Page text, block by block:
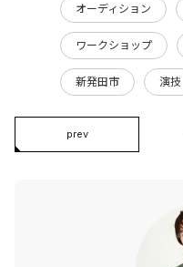
オーディション
ワークショップ
新発田市 演技
prev